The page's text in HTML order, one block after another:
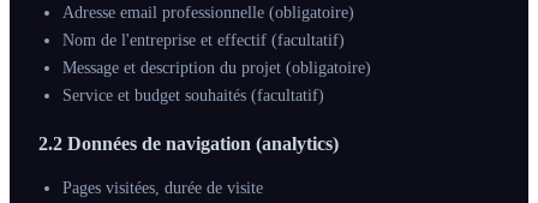
Adresse email professionnelle (obligatoire)
Nom de l'entreprise et effectif (facultatif)
Message et description du projet (obligatoire)
Service et budget souhaités (facultatif)
2.2 Données de navigation (analytics)
Pages visitées, durée de visite